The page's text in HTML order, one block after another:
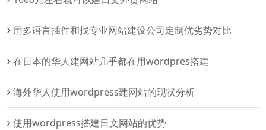
用多语言插件和找专业网站建设公司定制优劣势对比
在日本的华人建网站几乎都在用wordpres搭建
海外华人使用wordpress建网站的现状分析
使用wordpress搭建日文网站的优势